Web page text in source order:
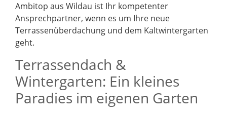
Ambitop aus Wildau ist Ihr kompetenter
Ansprechpartner, wenn es um Ihre neue
Terrassenüberdachung und dem Kaltwintergarten
geht.
Terrassendach &
Wintergarten: Ein kleines
Paradies im eigenen Garten